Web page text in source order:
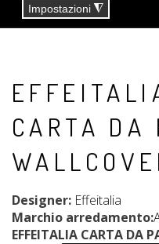
CARTA DA
Designer: Effeitalia
Marchio arredamento:
EFFEITALIA CARTA DA